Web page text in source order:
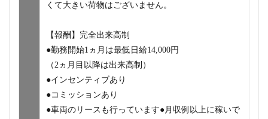
くて大きい荷物はございません。
【報酬】完全出来高制
●勤務開始1ヵ月は最低日給14,000円
（2ヵ月目以降は出来高制）
●インセンティブあり
●コミッションあり
●車両のリースも行っています●月収例以上に稼いで